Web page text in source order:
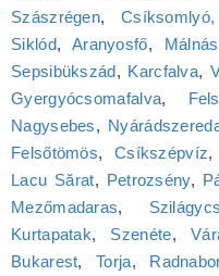
Szászrégen,
Siklód, Aranyosfő,
Sepsibükszád, Karcfalva,
Gyergyócsomafalva,
Nagysebes,
Felsőtömös, Csíkszépvíz,
Lacu Sărat, Petrozsény,
Mezőmadaras,
Kurtapatak, Szenéte,
Bukarest,Torja,